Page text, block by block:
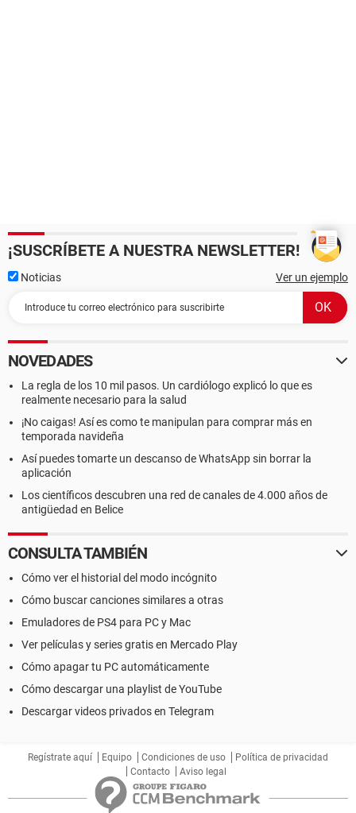
¡SUSCRÍBETE A NUESTRA NEWSLETTER!
Noticias Ver un ejemplo
NOVEDADES
La regla de los 10 mil pasos. Un cardiólogo explicó lo que es
realmente necesario para la salud
¡No caigas! Así es como te manipulan para comprar más en
temporada navideña
Así puedes tomarte un descanso de WhatsApp sin borrar la
aplicación
Los científicos descubren una red de canales de 4.000 años de
antigüedad en Belice
CONSULTA TAMBIÉN
Cómo ver el historial del modo incógnito
Cómo buscar canciones similares a otras
Emuladores de PS4 para PC y Mac
Ver películas y series gratis en Mercado Play
Cómo apagar tu PC automáticamente
Cómo descargar una playlist de YouTube
Descargar videos privados en Telegram
Regístrate aquí Equipo Condiciones de uso
Política de privacidad
Contacto
Aviso legal